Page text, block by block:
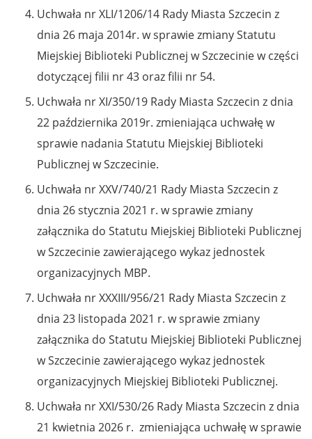
Uchwała nr XLI/1206/14 Rady Miasta Szczecin z
dnia 26 maja 2014r. w sprawie zmiany Statutu
Miejskiej Biblioteki Publicznej w Szczecinie w części
dotyczącej filii nr 43 oraz filii nr 54.
Uchwała nr XI/350/19 Rady Miasta Szczecin z dnia
22 października 2019r. zmieniająca uchwałę w
sprawie nadania Statutu Miejskiej Biblioteki
Publicznej w Szczecinie.
Uchwała nr XXV/740/21 Rady Miasta Szczecin z
dnia 26 stycznia 2021 r. w sprawie zmiany
załącznika do Statutu Miejskiej Biblioteki Publicznej
w Szczecinie zawierającego wykaz jednostek
organizacyjnych MBP.
Uchwała nr XXXIII/956/21 Rady Miasta Szczecin z
dnia 23 listopada 2021 r. w sprawie zmiany
załącznika do Statutu Miejskiej Biblioteki Publicznej
w Szczecinie zawierającego wykaz jednostek
organizacyjnych Miejskiej Biblioteki Publicznej.
Uchwała nr XXI/530/26 Rady Miasta Szczecin z dnia
21 kwietnia 2026 r. zmieniająca uchwałę w sprawie